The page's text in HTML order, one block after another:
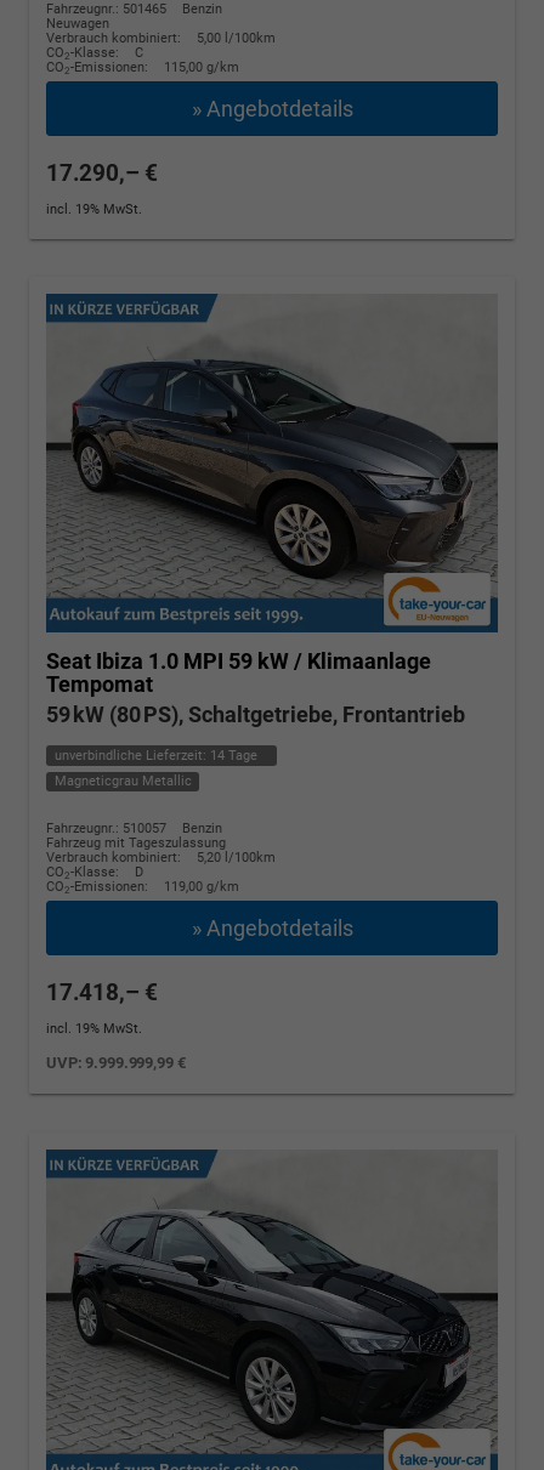
Fahrzeugnr.: 501465
Benzin
Neuwagen
Verbrauch kombiniert:
5,00 l/100km
CO2-Klasse:
C
CO2-Emissionen: 115,00 g/km
» Angebotdetails
17.290,– €
incl. 19% MwSt.
Seat Ibiza 1.0 MPI 59 kW / Klimaanlage
Tempomat
59 kW (80 PS), Schaltgetriebe, Frontantrieb
unverbindliche Lieferzeit: 14 Tage
Magneticgrau Metallic
Fahrzeugnr.: 510057
Benzin
Fahrzeug mit Tageszulassung
Verbrauch kombiniert:
5,20 l/100km
CO2-Klasse:
D
CO2-Emissionen: 119,00 g/km
» Angebotdetails
17.418,– €
incl. 19% MwSt.
UVP: 9.999.999,99 €